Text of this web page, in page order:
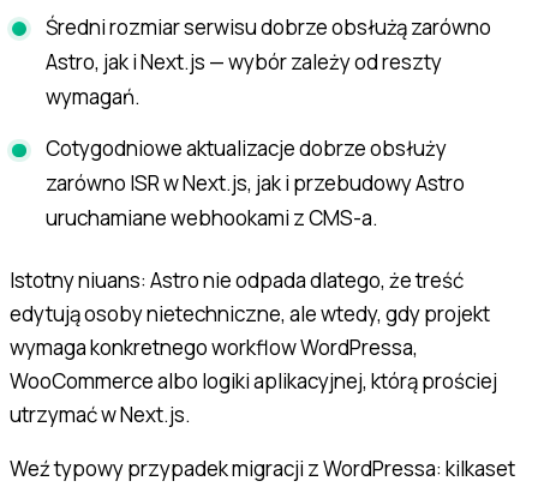
Średni rozmiar serwisu dobrze obsłużą zarówno
Astro, jak i Next.js — wybór zależy od reszty
wymagań.
Cotygodniowe aktualizacje dobrze obsłuży
zarówno ISR w Next.js, jak i przebudowy Astro
uruchamiane webhookami z CMS-a.
Istotny niuans: Astro nie odpada dlatego, że treść
edytują osoby nietechniczne, ale wtedy, gdy projekt
wymaga konkretnego workflow WordPressa,
WooCommerce albo logiki aplikacyjnej, którą prościej
utrzymać w Next.js.
Weź typowy przypadek migracji z WordPressa: kilkaset